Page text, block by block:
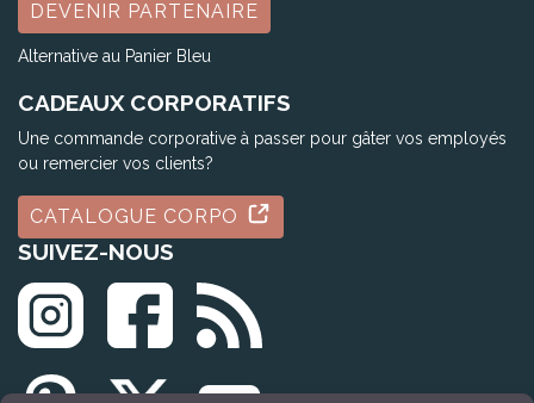
DEVENIR PARTENAIRE
Alternative au Panier Bleu
CADEAUX CORPORATIFS
Une commande corporative à passer pour gâter vos employés
ou remercier vos clients?
CATALOGUE CORPO
SUIVEZ-NOUS